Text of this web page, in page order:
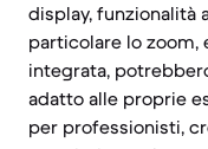
display, funzionalità
particolare lo zoom,
integrata,
adatto alle proprie
per professionisti,